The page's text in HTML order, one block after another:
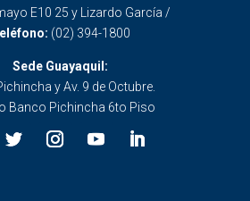
E10 25 y Lizardo García /
(02) 394-1800
Sede Guayaquil:
y Av. 9 de Octubre.
Banco Pichincha 6to Piso